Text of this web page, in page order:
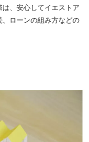
、安心してイエストア
ローンの組み方などの